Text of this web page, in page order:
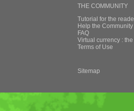
THE COMMUNITY
Tutorial for the
Help the
FAQ
Virtual currency :
Terms of Use
Sitemap